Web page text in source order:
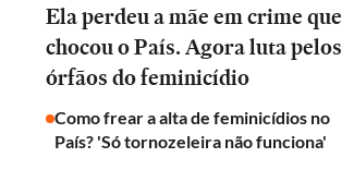
Ela perdeu a mãe em crime que
chocou o País. Agora luta pelos
órfãos do feminicídio
Como frear a alta de feminicídios no
País? 'Só tornozeleira não funciona'